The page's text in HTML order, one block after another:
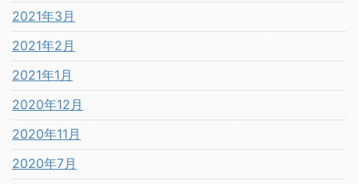
2021年3月
2021年2月
2021年1月
2020年12月
2020年11月
2020年7月